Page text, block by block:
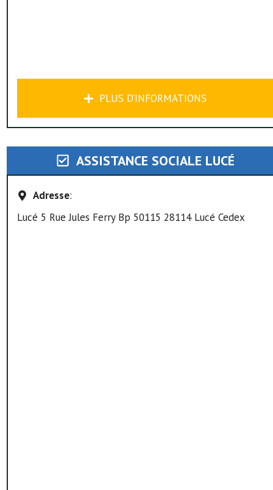
PLUS D’INFORMATIONS
ASSISTANCE SOCIALE LUCÉ
Adresse:
Lucé 5 Rue Jules Ferry Bp 50115 28114 Lucé Cedex